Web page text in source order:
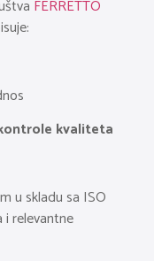
FERRETTO
kvaliteta
u skladu sa ISO
relevantne